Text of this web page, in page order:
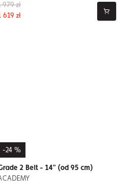
979 zł
619 zł
-24 %
2 Belt - 14" (od 95 cm)